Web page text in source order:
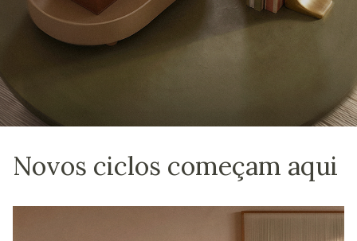
Novos ciclos começam aqui